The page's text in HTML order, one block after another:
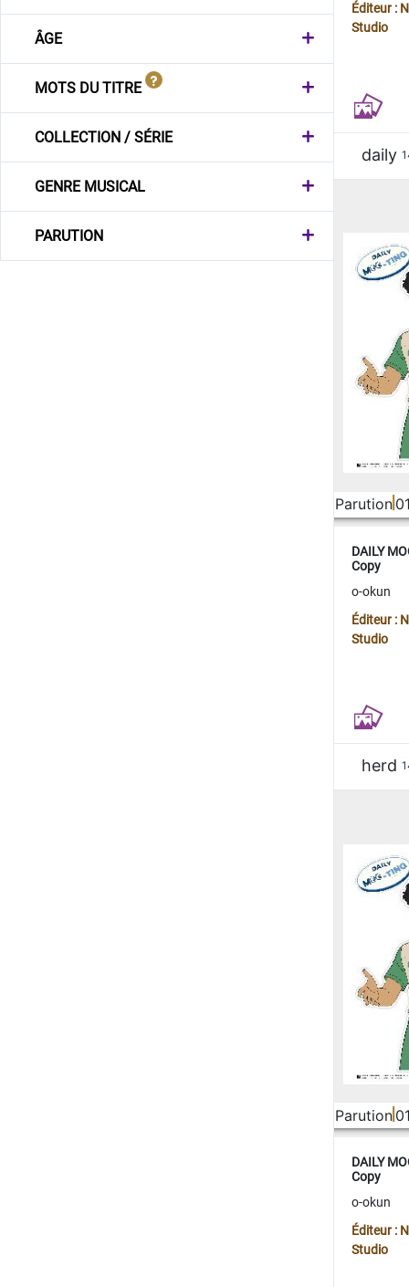
ÂGE
MOTS DU TITRE
COLLECTION / SÉRIE
GENRE MUSICAL
PARUTION
Éditeur :
Studio
daily
Parution
DAILY
Copy
o-okun
Éditeur :
Studio
herd
Parution
DAILY
Copy
o-okun
Éditeur :
Studio